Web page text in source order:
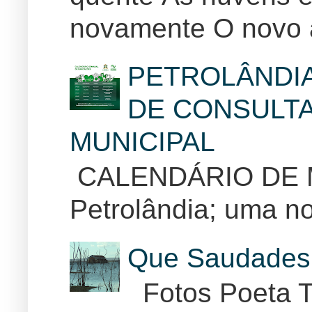
novamente O
DE
MUNICIPAL
CALENDÁRIO DE
Petrolândia; uma
Que
Fotos Poeta